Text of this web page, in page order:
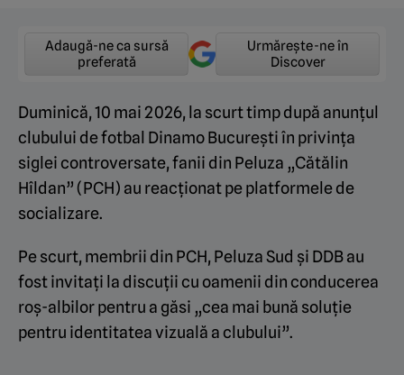
Adaugă-ne ca sursă
preferată
Urmărește-ne în
Discover
Duminică, 10 mai 2026, la scurt timp după anunțul
clubului de fotbal Dinamo București în privința
siglei controversate, fanii din Peluza „Cătălin
Hîldan” (PCH) au reacționat pe platformele de
socializare.
Pe scurt, membrii din PCH, Peluza Sud și DDB au
fost invitați la discuții cu oamenii din conducerea
roș-albilor pentru a găsi „cea mai bună soluție
pentru identitatea vizuală a clubului”.